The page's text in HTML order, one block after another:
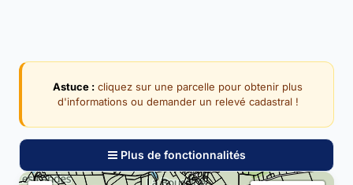
Astuce : cliquez sur une parcelle pour obtenir plus
d'informations ou demander un relevé cadastral !
Plus de fonctionnalités